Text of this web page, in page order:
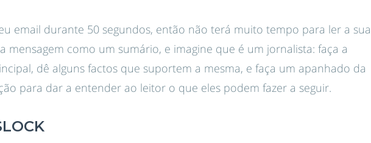
email durante 50 segundos, então não terá muito tempo para ler a sua
mensagem como um sumário, e imagine que é um jornalista: faça a
dê alguns factos que suportem a mesma, e faça um apanhado da
para dar a entender ao leitor o que eles podem fazer a seguir.